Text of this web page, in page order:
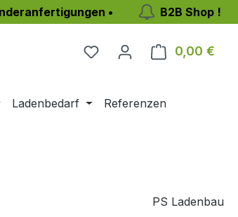
• B2B Shop !
0,00 €
Ladenbedarf
Referenzen
PS Ladenbau